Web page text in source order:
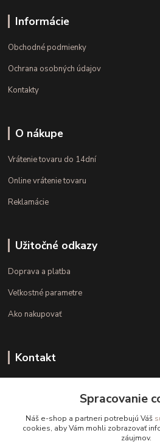
Informácie
Obchodné podmienky
Ochrana osobných údajov
Kontakty
O nákupe
Vrátenie tovaru do 14dní
Online vrátenie tovaru
Reklamácie
Užitočné odkazy
Doprava a platba
Veľkostné parametre
Ako nakupovať
Kontakt
(Po.-Pi. 10.00 - 15.00)
info@kvalitnaBielizen.sk
Spracovanie
Náš e-shop a partneri potrebujú Váš
cookies, aby Vám mohli zobrazovať
záujmov.